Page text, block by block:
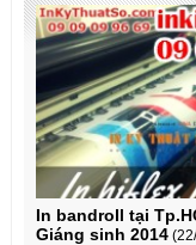
In bandroll tại
Giáng sinh 2014